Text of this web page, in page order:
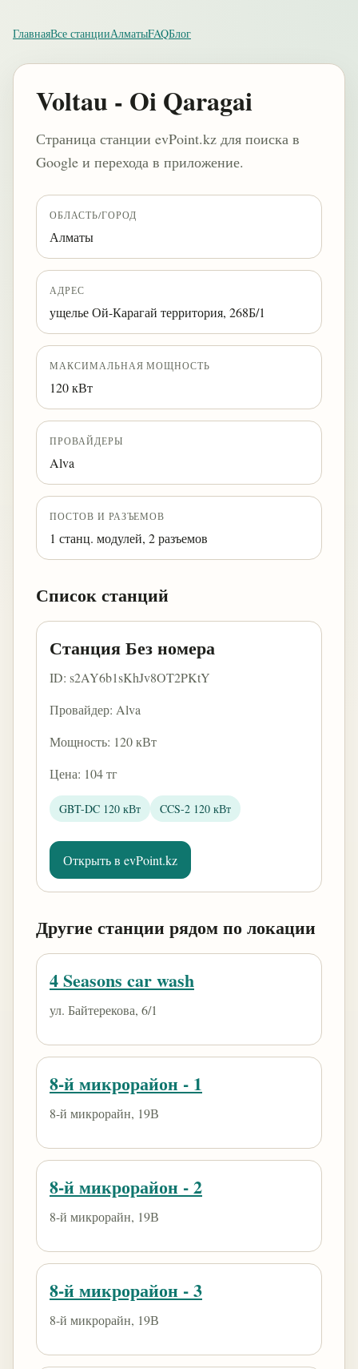
ГлавнаяВсе станцииАлматыFAQБлог
Voltau - Oi Qaragai
Страница станции evPoint.kz для поиска в
Google и перехода в приложение.
ОБЛАСТЬ/ГОРОД
Алматы
АДРЕС
ущелье Ой-Карагай территория, 268Б/1
МАКСИМАЛЬНАЯ МОЩНОСТЬ
120 кВт
ПРОВАЙДЕРЫ
Alva
ПОСТОВ И РАЗЪЕМОВ
1 станц. модулей, 2 разъемов
Список станций
Станция Без номера
ID: s2AY6b1sKhJv8OT2PKtY
Провайдер: Alva
Мощность: 120 кВт
Цена: 104 тг
GBT-DC 120 кВт CCS-2 120 кВт
Открыть в evPoint.kz
Другие станции рядом по локации
4 Seasons car wash
ул. Байтерекова, 6/1
8-й микрорайон - 1
8-й микрорайн, 19В
8-й микрорайон - 2
8-й микрорайн, 19В
8-й микрорайон - 3
8-й микрорайн, 19В